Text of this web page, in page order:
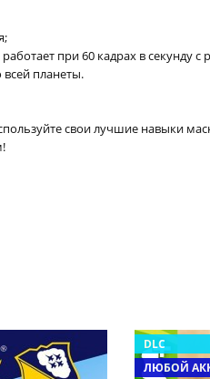
при 60 кадрах в секунду с
планеты.
свои лучшие навыки
DLC
ЛЮБОЙ